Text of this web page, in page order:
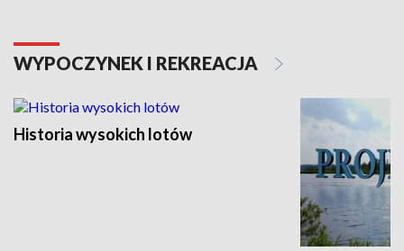
WYPOCZYNEK I REKREACJA
Historia wysokich lotów